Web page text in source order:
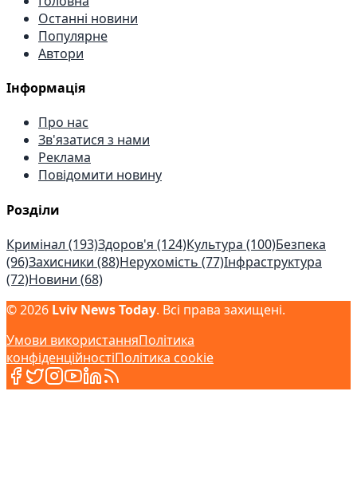
Останні новини
Популярне
Автори
Інформація
Про нас
Зв'язатися з нами
Реклама
Повідомити новину
Розділи
Кримінал (193)Здоров'я (124)Культура (100)Безпека
(96)Захисники (88)Нерухомість (77)Інфраструктура
(72)Новини (68)
©2026 Lviv News Today. Всі права захищені.
Умови використанняПолітика
конфіденційностіПолітика cookie